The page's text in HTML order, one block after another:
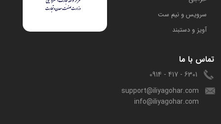
سرویس و نیم ست
آویز و دستبند
تماس با ما
6301 - 417 - 0914
support@iliyagohar.com
info@iliyagohar.com